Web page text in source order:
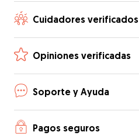
Cuidadores verificados
Opiniones verificadas
Soporte y Ayuda
Pagos seguros